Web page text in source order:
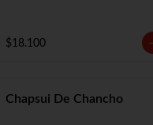
$18.100
Chapsui De Chancho